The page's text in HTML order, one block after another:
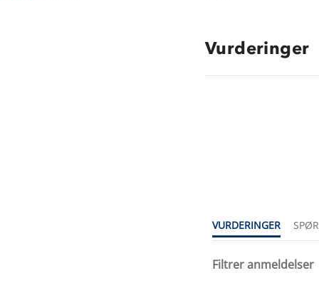
Vurderinger
VURDERINGER
Filtrer anmeldelser